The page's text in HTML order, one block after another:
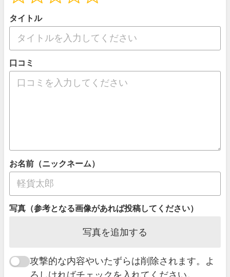
タイトル
口コミ
お名前（ニックネーム）
写真（参考となる画像があれば投稿してください）
写真を追加する
攻撃的な内容やいたずらは削除されます。よ